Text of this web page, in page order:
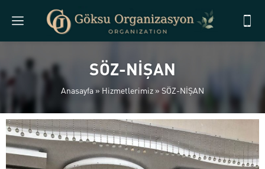
SÖZ-NİŞAN
Anasayfa »Hizmetlerimiz » SÖZ-NİŞAN